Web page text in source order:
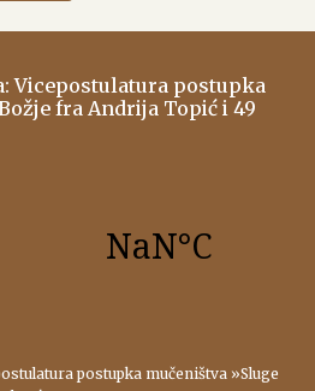
Vicepostulatura postupka
fra Andrija Topić i 49
postupka mučeništva »Sluge